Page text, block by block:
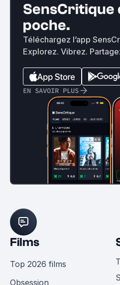
SensCritique
poche.
Téléchargez l’app
Explorez. Vibrez.
EN SAVOIR PLUS
Films
Top 2026 films
Obsession